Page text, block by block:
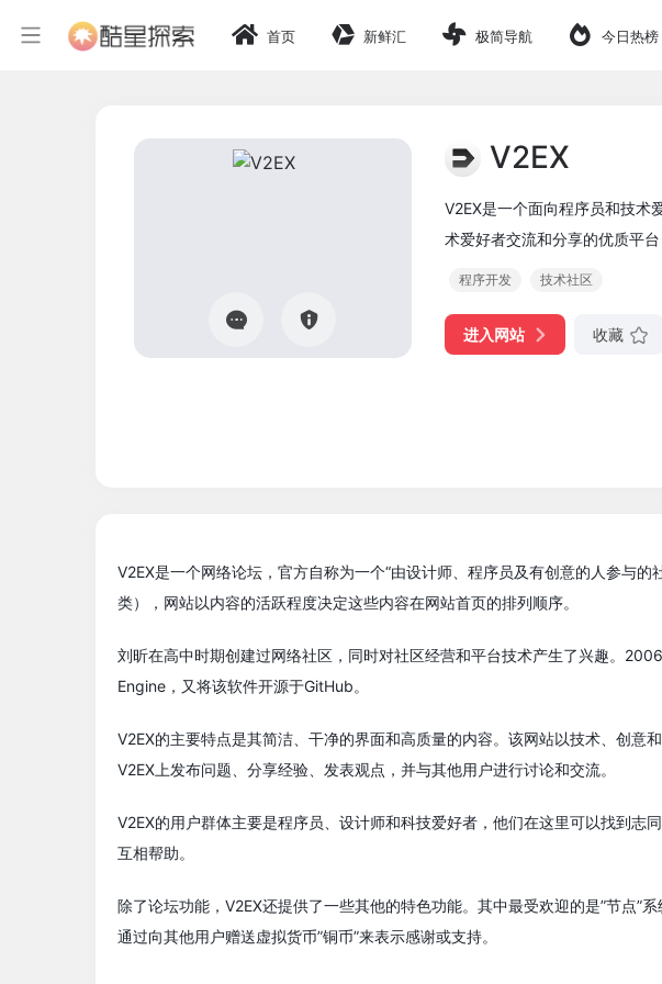
首页 新鲜汇 极简导航 今日热榜
V2EX
V2EX是一个面向程序员和技术
术爱好者交流和分享的优质平台
程序开发 技术社区
进入网站 收藏
V2EX是一个网络论坛，官方自称为一个“由设计师、程序员及有创意的人参与
类），网站以内容的活跃程度决定这些内容在网站首页的排列顺序。
刘昕在高中时期创建过网络社区，同时对社区经营和平台技术产生了兴趣。
Engine，又将该软件开源于GitHub。
V2EX的主要特点是其简洁、干净的界面和高质量的内容。该网站以技术、创
V2EX上发布问题、分享经验、发表观点，并与其他用户进行讨论和交流。
V2EX的用户群体主要是程序员、设计师和科技爱好者，他们在这里可以找到
互相帮助。
除了论坛功能，V2EX还提供了一些其他的特色功能。其中最受欢迎的是”节点”
通过向其他用户赠送虚拟货币”铜币”来表示感谢或支持。